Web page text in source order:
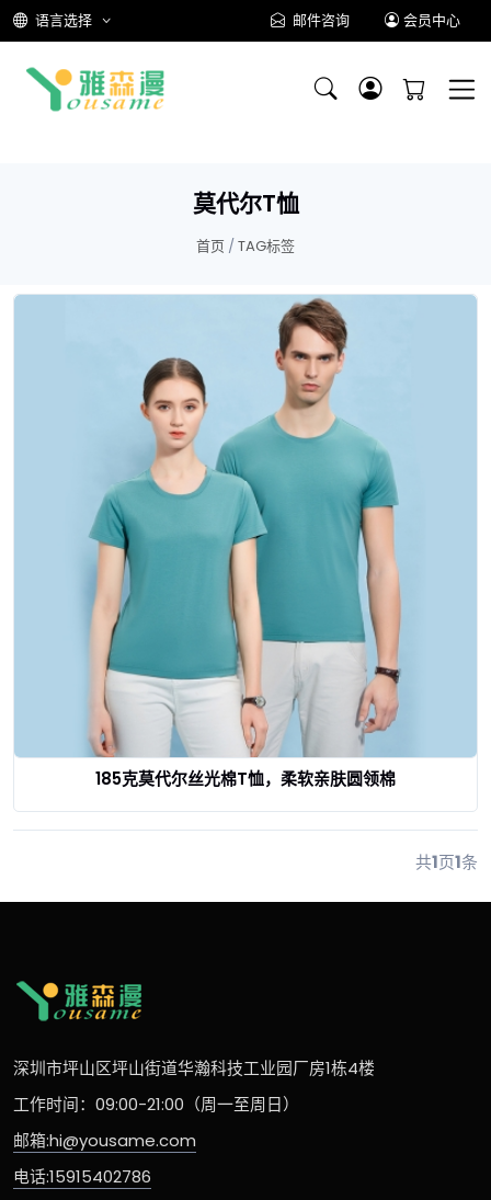
语言选择 邮件咨询 会员中心
莫代尔T恤
首页 / TAG标签
185克莫代尔丝光棉T恤，柔软亲肤圆领棉
共1页1条
深圳市坪山区坪山街道华瀚科技工业园厂房1栋4楼
工作时间：09:00-21:00（周一至周日）
邮箱:hi@yousame.com
电话:15915402786